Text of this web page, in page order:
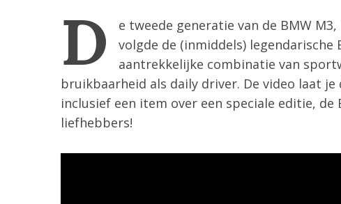
D
e tweede generatie van de BMW
volgde de (inmiddels) legendarische
aantrekkelijke combinatie van
bruikbaarheid als daily driver. De video laat je
inclusief een item over een speciale editie, de
liefhebbers!
S
e